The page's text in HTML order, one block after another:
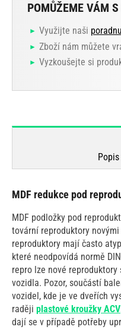
POMŮŽEME VÁM
Využijte naši poradnu
Zboží nám můžete
Vyzkoušejte si
MDF redukce pod
MDF podložky pod
tovární reproduktory
reproduktory mají často
které neodpovídá normě
repro lze nové
vozidla. Pozor, součástí
vozidel, kde je ve dveřích
raději plastové kroužky ACV
dají se v případě potřeby